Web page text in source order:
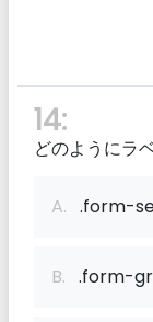
14:
どのようにラ
A. .form-
B. .form-